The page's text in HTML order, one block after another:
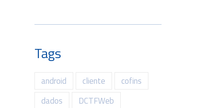
Tags
android cliente
cofins
dados
DCTFWeb